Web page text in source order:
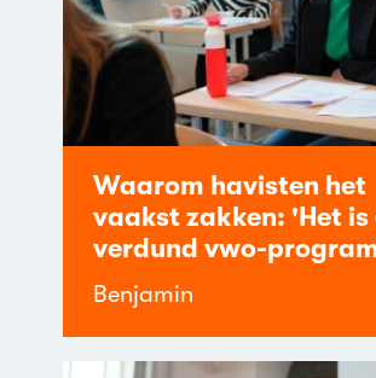
Waarom havisten het
vaakst zakken: 'Het is
verdund vwo-
Benjamin